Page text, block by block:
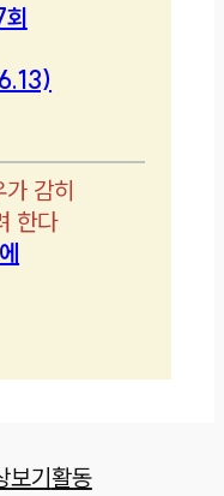
감히
한다
보기활동